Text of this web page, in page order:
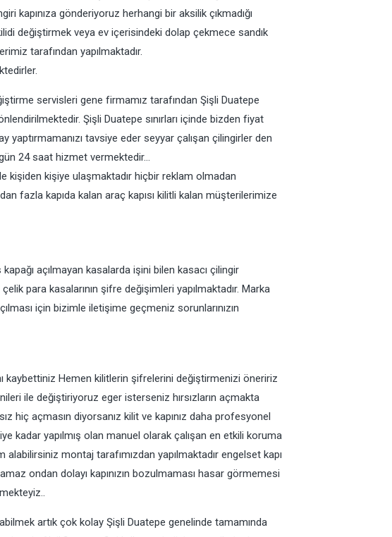
kapınıza gönderiyoruz herhangi bir aksilik çıkmadığı
değiştirmek veya ev içerisindeki dolap çekmece sandık
tarafından yapılmaktadır.
servisleri gene firmamız tarafından Şişli Duatepe
Şişli Duatepe sınırları içinde bizden fiyat
yaptırmamanızı tavsiye eder seyyar çalışan çilingirler den
24 saat hizmet vermektedir…
kişiye ulaşmaktadır hiçbir reklam olmadan
fazla kapıda kalan araç kapısı kilitli kalan müşterilerimize
açılmayan kasalarda işini bilen kasacı çilingir
para kasalarının şifre değişimleri yapılmaktadır. Marka
için bizimle iletişime geçmeniz sorunlarınızın
kaybettiniz Hemen kilitlerin şifrelerini değiştirmenizi öneririz
ile değiştiriyoruz eger isterseniz hırsızların açmakta
hiç açmasın diyorsanız kilit ve kapınız daha profesyonel
yapılmış olan manuel olarak çalışan en etkili koruma
montaj tarafımızdan yapılmaktadır engelset kapı
ondan dolayı kapınızın bozulmaması hasar görmemesi
artık çok kolay Şişli Duatepe genelinde tamamında